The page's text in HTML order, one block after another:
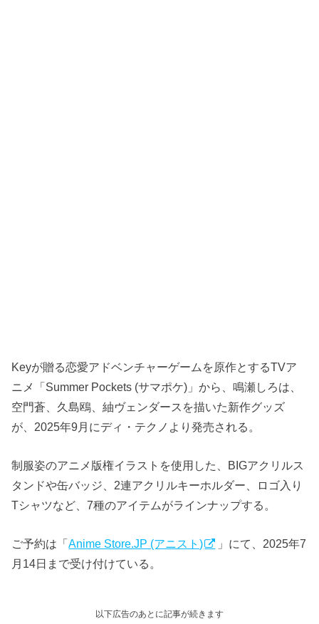
Keyが贈る恋愛アドベンチャーゲームを原作とするTVア
ニメ「Summer Pockets (サマポケ)」から、鳴瀬しろは、
空門蒼、久島鴎、紬ヴェンダースを描いた新作グッズ
が、2025年9月にディ・テクノより発売される。
制服姿のアニメ版権イラストを使用した、BIGアクリルス
タンドや缶バッジ、2連アクリルキーホルダー、ロゴ入り
Tシャツなど、7種のアイテムがラインナップする。
ご予約は「Anime Store.JP (アニスト)
」にて、2025年7
月14日まで受け付けている。
以下広告のあとに記事が続きます